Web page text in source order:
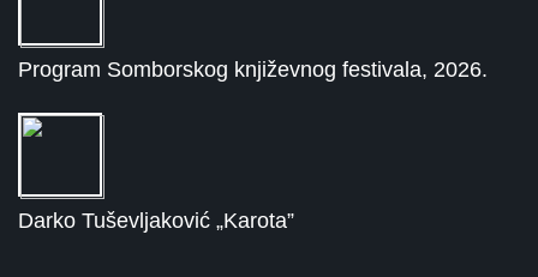
Program Somborskog književnog festivala, 2026.
Darko Tuševljaković „Karota”